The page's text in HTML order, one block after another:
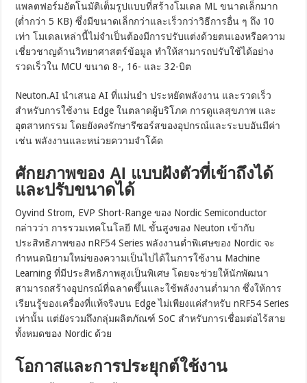
แพลตฟอร์มอัตโนมัติเต็มรูปแบบที่สร้างโมเดล ML ขนาดเล็กมาก
(ต่ำกว่า 5 KB) ซึ่งมีขนาดเล็กกว่าและเร็วกว่าวิธีการอื่น ๆ ถึง 10
เท่า โมเดลเหล่านี้ไม่จำเป็นต้องมีการปรับแต่งด้วยตนเองหรือความ
เชี่ยวชาญด้านวิทยาศาสตร์ข้อมูล ทำให้สามารถปรับใช้ได้อย่าง
รวดเร็วใน MCU ขนาด 8-, 16- และ 32-บิต
Neuton.AI นำเสนอ AI ที่แม่นยำ ประหยัดพลังงาน และรวดเร็ว
สำหรับการใช้งาน Edge ในตลาดผู้บริโภค การดูแลสุขภาพ และ
อุตสาหกรรม โดยยังคงรักษารีซอร์สของอุปกรณ์และระบบอันมีค่า
เช่น พลังงานและหน่วยความจำโค้ด
ศักยภาพของ AI แบบฝังตัวที่เข้าถึงได้
และปรับขนาดได้
Oyvind Strom, EVP Short-Range ของ Nordic Semiconductor
กล่าวว่า การรวมเทคโนโลยี ML ขั้นสูงของ Neuton เข้ากับ
ประสิทธิภาพของ nRF54 Series พลังงานต่ำพิเศษของ Nordic จะ
กำหนดนิยามใหม่ของความเป็นไปได้ในการใช้งาน Machine
Learning ที่มีประสิทธิภาพสูงเป็นพิเศษ โดยจะช่วยให้นักพัฒนา
สามารถสร้างอุปกรณ์ที่ฉลาดขึ้นและใช้พลังงานต่ำมาก ซึ่งให้การ
เรียนรู้ของเครื่องที่แท้จริงบน Edge ไม่เพียงแค่สำหรับ nRF54 Series
เท่านั้น แต่ยังรวมถึงกลุ่มผลิตภัณฑ์ SoC สำหรับการเชื่อมต่อไร้สาย
ทั้งหมดของ Nordic ด้วย
โอกาสและการประยุกต์ใช้งาน